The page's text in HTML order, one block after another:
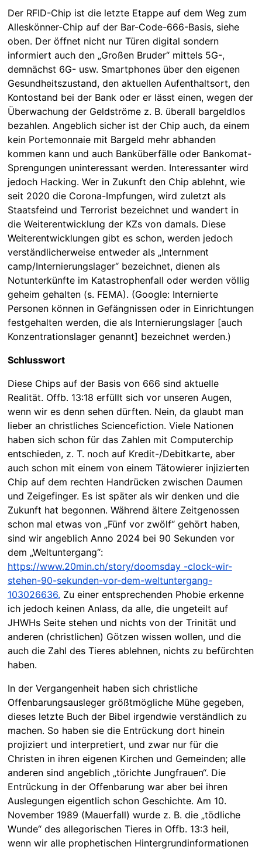
Der RFID-Chip ist die letzte Etappe auf dem Weg zum
Alleskönner-Chip auf der Bar-Code-666-Basis, siehe
oben. Der öffnet nicht nur Türen digital sondern
informiert auch den „Großen Bruder“ mittels 5G-,
demnächst 6G- usw. Smartphones über den eigenen
Gesundheitszustand, den aktuellen Aufenthaltsort, den
Kontostand bei der Bank oder er lässt einen, wegen der
Überwachung der Geldströme z. B. überall bargeldlos
bezahlen. Angeblich sicher ist der Chip auch, da einem
kein Portemonnaie mit Bargeld mehr abhanden
kommen kann und auch Banküberfälle oder Bankomat-
Sprengungen uninteressant werden. Interessanter wird
jedoch Hacking. Wer in Zukunft den Chip ablehnt, wie
seit 2020 die Corona-Impfungen, wird zuletzt als
Staatsfeind und Terrorist bezeichnet und wandert in
die Weiterentwicklung der KZs von damals. Diese
Weiterentwicklungen gibt es schon, werden jedoch
verständlicherweise entweder als „Internment
camp/Internierungslager“ bezeichnet, dienen als
Notunterkünfte im Katastrophenfall oder werden völlig
geheim gehalten (s. FEMA). (Google: Internierte
Personen können in Gefängnissen oder in Einrichtungen
festgehalten werden, die als Internierungslager [auch
Konzentrationslager genannt] bezeichnet werden.)
Schlusswort
Diese Chips auf der Basis von 666 sind aktuelle
Realität. Offb. 13:18 erfüllt sich vor unseren Augen,
wenn wir es denn sehen dürften. Nein, da glaubt man
lieber an christliches Sciencefiction. Viele Nationen
haben sich schon für das Zahlen mit Computerchip
entschieden, z. T. noch auf Kredit-/Debitkarte, aber
auch schon mit einem von einem Tätowierer injizierten
Chip auf dem rechten Handrücken zwischen Daumen
und Zeigefinger. Es ist später als wir denken und die
Zukunft hat begonnen. Während ältere Zeitgenossen
schon mal etwas von „Fünf vor zwölf“ gehört haben,
sind wir angeblich Anno 2024 bei 90 Sekunden vor
dem „Weltuntergang“:
https://www.20min.ch/story/doomsday -clock-wir-
stehen-90-sekunden-vor-dem-weltuntergang-
103026636. Zu einer entsprechenden Phobie erkenne
ich jedoch keinen Anlass, da alle, die ungeteilt auf
JHWHs Seite stehen und nichts von der Trinität und
anderen (christlichen) Götzen wissen wollen, und die
auch die Zahl des Tieres ablehnen, nichts zu befürchten
haben.
In der Vergangenheit haben sich christliche
Offenbarungsausleger größtmögliche Mühe gegeben,
dieses letzte Buch der Bibel irgendwie verständlich zu
machen. So haben sie die Entrückung dort hinein
projiziert und interpretiert, und zwar nur für die
Christen in ihren eigenen Kirchen und Gemeinden; alle
anderen sind angeblich „törichte Jungfrauen“. Die
Entrückung in der Offenbarung war aber bei ihren
Auslegungen eigentlich schon Geschichte. Am 10.
November 1989 (Mauerfall) wurde z. B. die „tödliche
Wunde“ des allegorischen Tieres in Offb. 13:3 heil,
wenn wir alle prophetischen Hintergrundinformationen